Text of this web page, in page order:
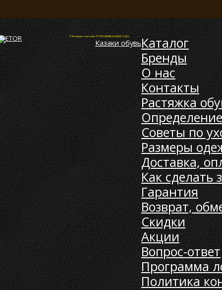
© Интернет-магазин "ETOR ОБУВЬ КАЗАКИ", 2026.
Казаки обувьКаталог
Бренды
О нас
Контакты
Растяжка
Советы по
Размеры
Доставка,
Как сделать
Гарантия
Возврат,
Скидки
Акции
Вопрос-ответ
Программа
Политика